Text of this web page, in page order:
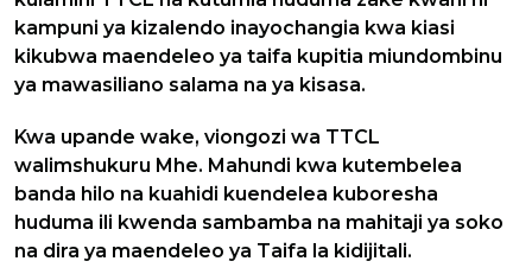
kampuni ya kizalendo inayochangia kwa kiasi
kikubwa maendeleo ya taifa kupitia miundombinu
ya mawasiliano salama na ya kisasa.
Kwa upande wake, viongozi wa TTCL
walimshukuru Mhe. Mahundi kwa kutembelea
banda hilo na kuahidi kuendelea kuboresha
huduma ili kwenda sambamba na mahitaji ya soko
na dira ya maendeleo ya Taifa la kidijitali.